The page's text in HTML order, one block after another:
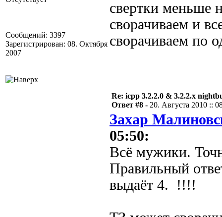
Сообщений: 3397
Зарегистрирован: 08. Октября
2007
свертки меньше
сворачиваем и
сворачиваем по
Re: icpp 3.2.2.0 & 3.2.2.x
Ответ #8 - 20. Августа 2010 ::
Захар
05:50:
Всё мужики.
Правильный
выдаёт 4. !!!!